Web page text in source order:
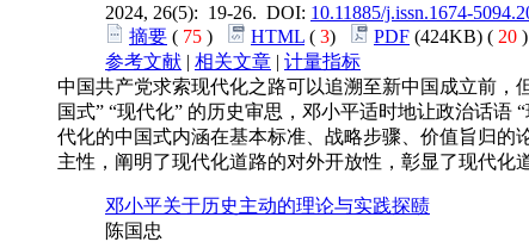
2024, 26(5): 19-26. DOI: 10.11885/j.issn.1674-
摘要 ( 75 ) HTML ( 3) PDF (424KB) ( 20 )
参考文献 | 相关文章 | 计量指标
中国共产党求索现代化之路可以追溯至新中国成立前，
国式” “现代化” 的历史审思，邓小平适时地让政治话
代化的中国式内涵在基本标准、战略步骤、价值旨归
主性，阐明了现代化道路的对外开放性，彰显了现代化
邓小平关于历史主动的理论与实践探赜
陈国忠